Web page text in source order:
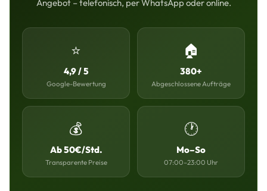
Angebot – telefonisch, per WhatsApp oder online.
⭐
4,9 / 5
Google-Bewertung
🏠
380+
Abgeschlossene Aufträge
💰
Ab 50€/Std.
Transparente Preise
🕐
Mo–So
07:00–23:00 Uhr